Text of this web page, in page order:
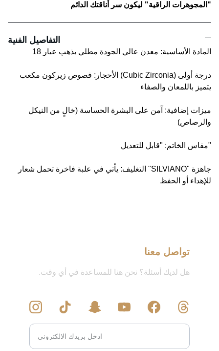
"المجوهرات الراقية" ليكون سر أناقتك الدائم
​التفاصيل الفنية
​المادة الأساسية: معدن عالي الجودة مطلي بذهب عيار 18
​الأحجار: فصوص زيركون مكعب (Cubic Zirconia) درجة أولى
يتميز باللمعان والصفاء
​ميزات إضافية: آمن على البشرة الحساسة (خالٍ من النيكل
والرصاص)
​مقاس الخاتم: "قابل للتعديل"
​التغليف: يأتي في علبة فاخرة تحمل شعار "SILVIANO" جاهزة
للإهداء أو الحفظ
تواصل معنا
هل لديك أسئلة؟ نحن هنا للمساعدة في أي وقت.